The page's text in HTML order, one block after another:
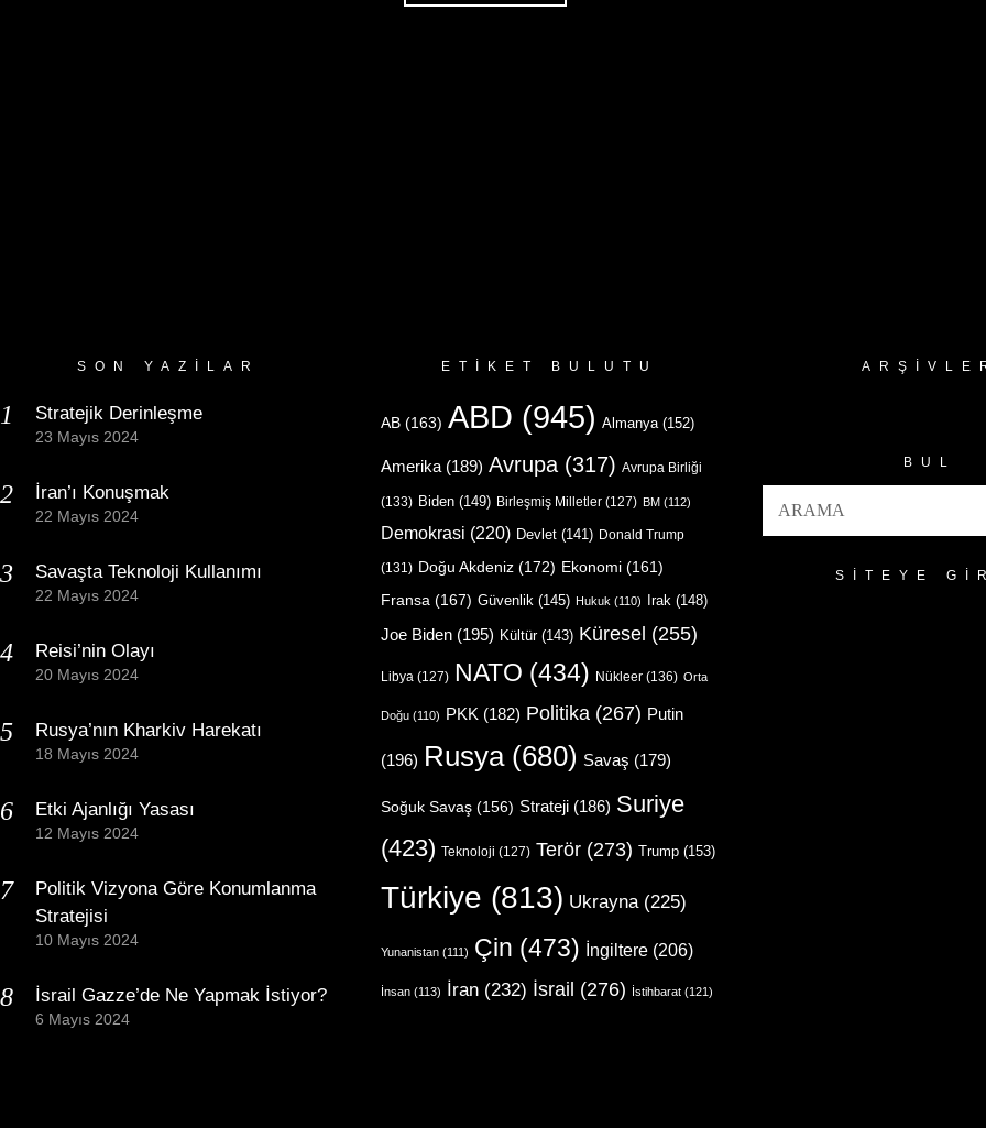
SON YAZILAR
Stratejik Derinleşme
23 Mayıs 2024
İran’ı Konuşmak
22 Mayıs 2024
Savaşta Teknoloji Kullanımı
22 Mayıs 2024
Reisi’nin Olayı
20 Mayıs 2024
Rusya’nın Kharkiv Harekatı
18 Mayıs 2024
Etki Ajanlığı Yasası
12 Mayıs 2024
Politik Vizyona Göre Konumlanma
Stratejisi
10 Mayıs 2024
İsrail Gazze’de Ne Yapmak İstiyor?
6 Mayıs 2024
ETIKET BULUTU
AB (163) ABD (945) Almanya (152)
Amerika (189) Avrupa (317) Avrupa Birliği
(133) Biden (149) Birleşmiş Milletler (127) BM (112)
Demokrasi (220) Devlet (141) Donald Trump
(131) Doğu Akdeniz (172) Ekonomi (161)
Fransa (167) Güvenlik (145) Hukuk (110) Irak (148)
Joe Biden (195) Kültür(143) Küresel (255)
Libya (127) NATO (434) Nükleer (136) Orta
Doğu (110) PKK (182) Politika (267) Putin
(196) Rusya(680) Savaş (179)
Soğuk Savaş (156) Strateji (186) Suriye
(423) Teknoloji (127) Terör (273) Trump (153)
Türkiye (813) Ukrayna (225)
Yunanistan (111) Çin (473) İngiltere (206)
İnsan (113) İran (232) İsrail (276) İstihbarat (121)
BUL
SITEYE